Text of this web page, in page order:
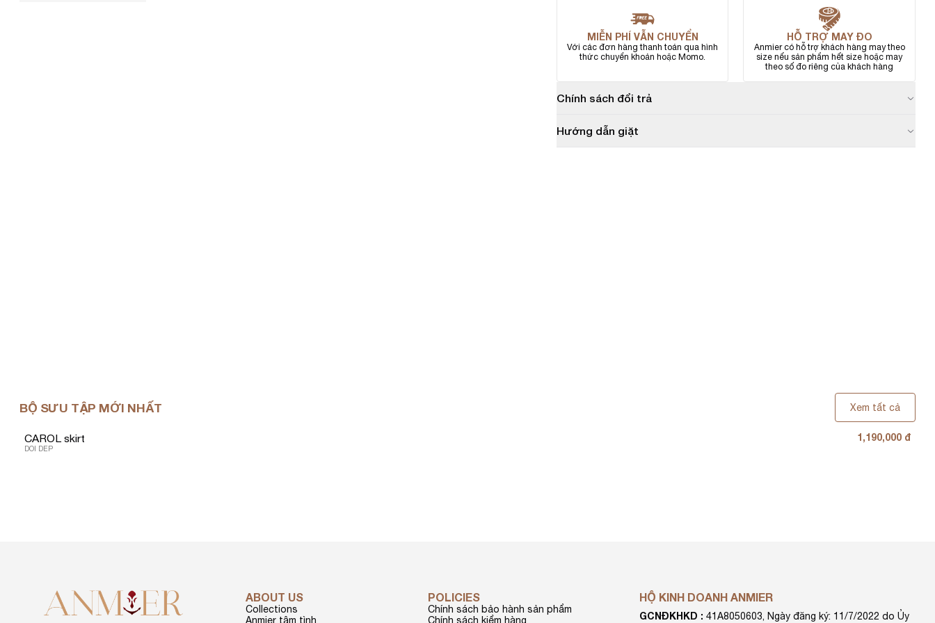
MIỄN PHÍ VẪN CHUYỂN
Với các đơn hàng thanh toán qua hình
thức chuyển khoản hoặc Momo.
HỖ TRỢ MAY ĐO
Anmier có hỗ trợ khách hàng may theo
size nếu sản phẩm hết size hoặc may
theo số đo riêng của khách hàng
Chính sách đổi trả
Hướng dẫn giặt
BỘ SƯU TẬP MỚI NHẤT Xem tất cả
CAROL skirt
DOI DEP
1,190,000 đ
ABOUT US
Collections
Anmier tâm tình
POLICIES
Chính sách bảo hành sản phẩm
Chính sách kiểm hàng
HỘ KINH DOANH ANMIER
GCNĐKHKD :41A8050603, Ngày đăng ký: 11/7/2022 do Ủy